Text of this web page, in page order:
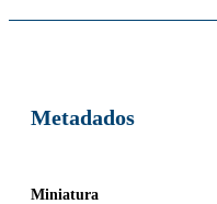
Metadados
Miniatura